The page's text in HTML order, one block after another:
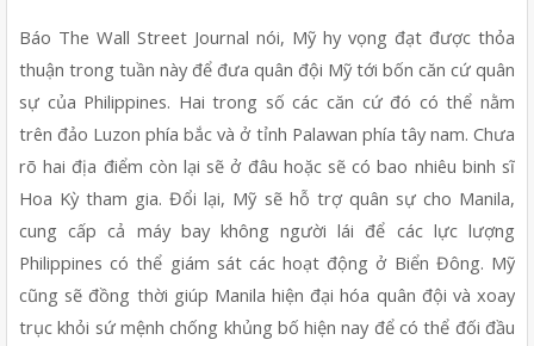
Báo The Wall Street Journal nói, Mỹ hy vọng đạt được thỏa
thuận trong tuần này để đưa quân đội Mỹ tới bốn căn cứ quân
sự của Philippines. Hai trong số các căn cứ đó có thể nằm
trên đảo Luzon phía bắc và ở tỉnh Palawan phía tây nam. Chưa
rõ hai địa điểm còn lại sẽ ở đâu hoặc sẽ có bao nhiêu binh sĩ
Hoa Kỳ tham gia. Đổi lại, Mỹ sẽ hỗ trợ quân sự cho Manila,
cung cấp cả máy bay không người lái để các lực lượng
Philippines có thể giám sát các hoạt động ở Biển Đông. Mỹ
cũng sẽ đồng thời giúp Manila hiện đại hóa quân đội và xoay
trục khỏi sứ mệnh chống khủng bố hiện nay để có thể đối đầu